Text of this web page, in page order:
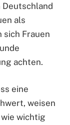
Deutschland
als
sich Frauen
achten.
eine
weisen
wichtig